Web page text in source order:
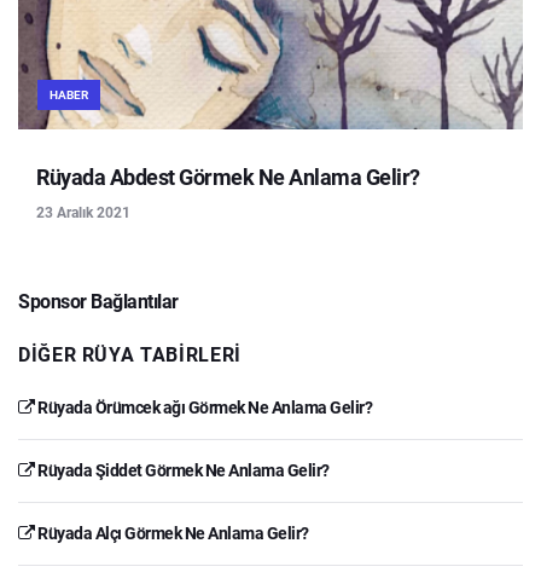
HABER
Rüyada Abdest Görmek Ne Anlama Gelir?
23 Aralık 2021
Sponsor Bağlantılar
DIĞER RÜYA TABIRLERI
Rüyada Örümcek ağı Görmek Ne Anlama Gelir?
Rüyada Şiddet Görmek Ne Anlama Gelir?
Rüyada Alçı Görmek Ne Anlama Gelir?